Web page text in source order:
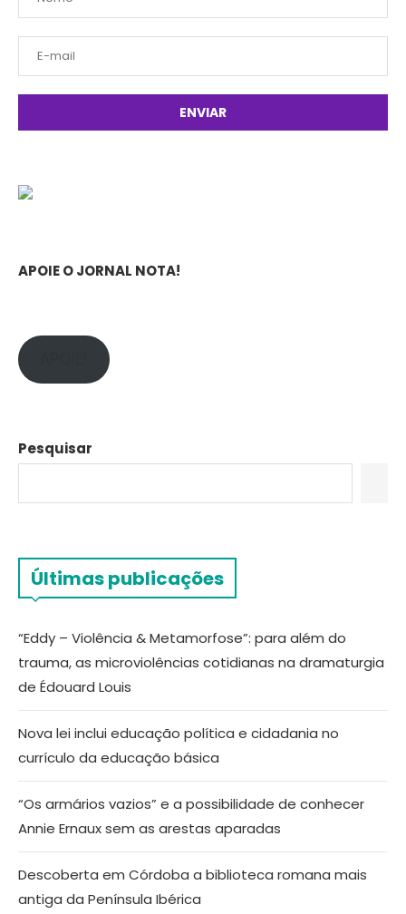
APOIE O JORNAL NOTA!
Pesquisar
Últimas publicações
“Eddy – Violência & Metamorfose”: para além do
trauma, as microviolências cotidianas na dramaturgia
de Édouard Louis
Nova lei inclui educação política e cidadania no
currículo da educação básica
“Os armários vazios” e a possibilidade de conhecer
Annie Ernaux sem as arestas aparadas
Descoberta em Córdoba a biblioteca romana mais
antiga da Península Ibérica